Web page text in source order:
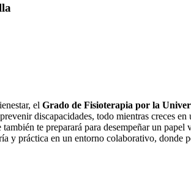
el Grado de Fisioterapia por la
discapacidades, todo mientras creces
te preparará para desempeñar un
y práctica en un entorno colaborativo,